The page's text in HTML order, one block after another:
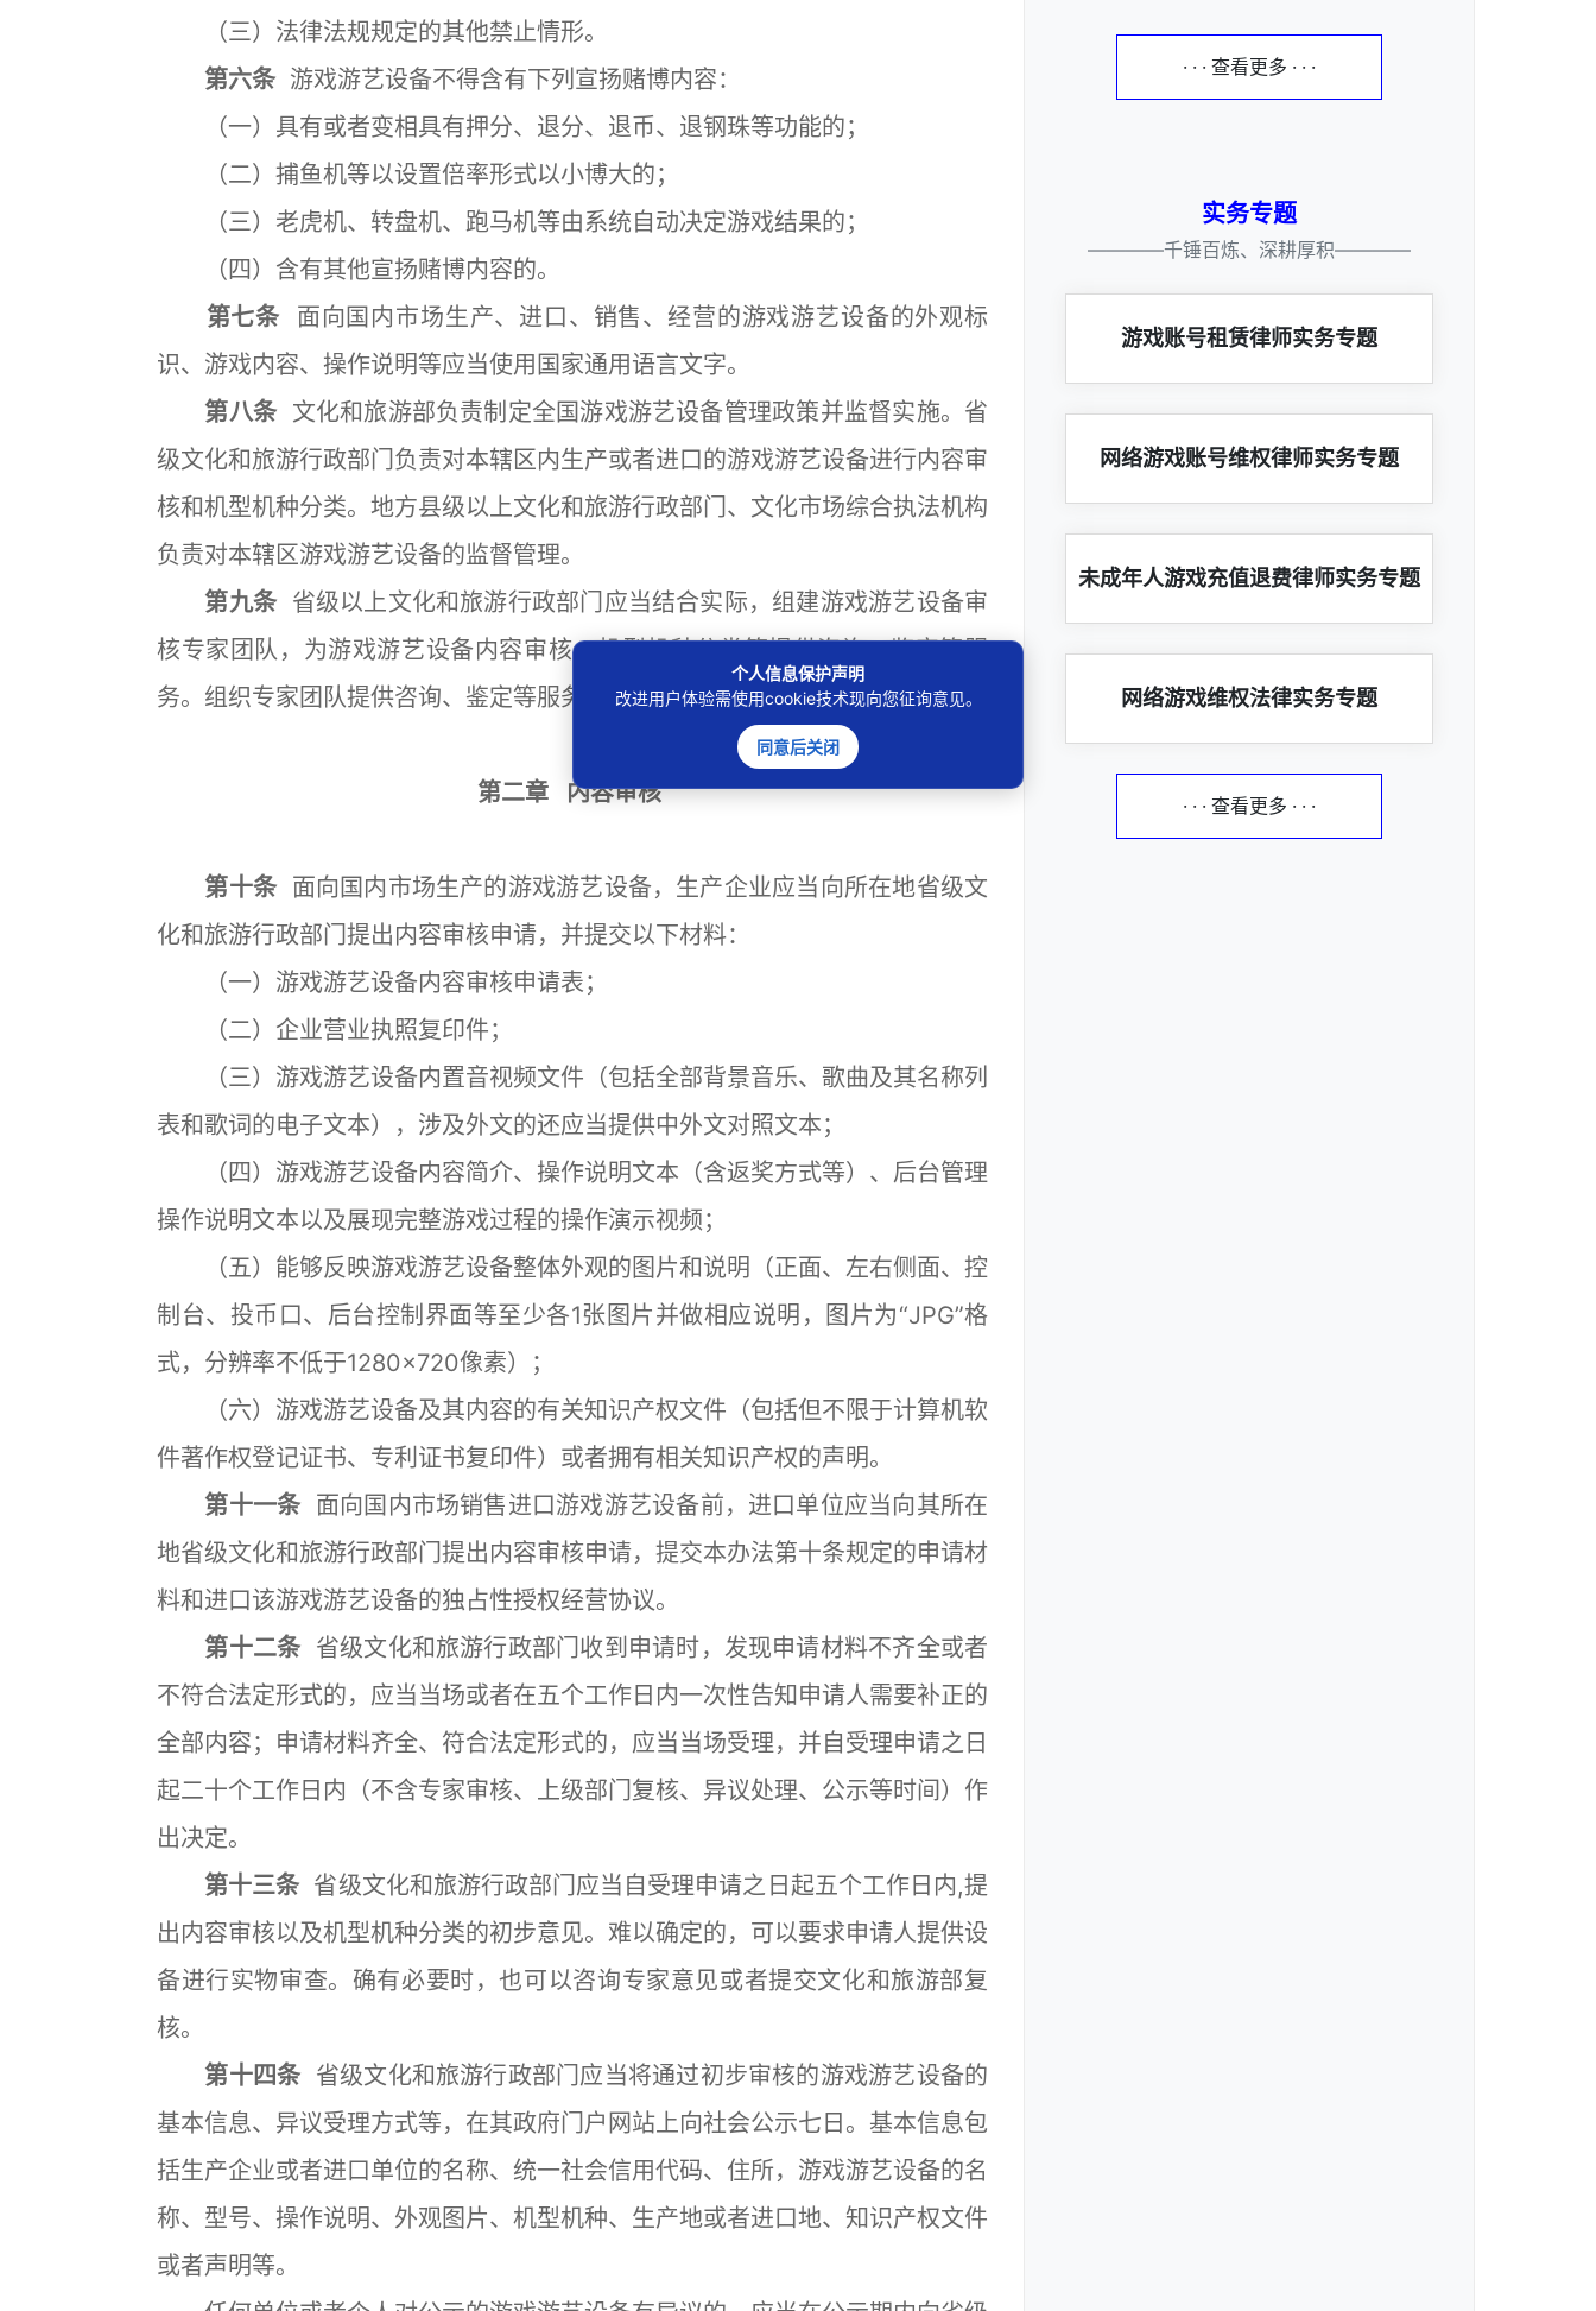
（三）法律法规规定的其他禁止情形。
第六条 游戏游艺设备不得含有下列宣扬赌博内容：
（一）具有或者变相具有押分、退分、退币、退钢珠等功能的；
（二）捕鱼机等以设置倍率形式以小博大的；
（三）老虎机、转盘机、跑马机等由系统自动决定游戏结果的；
（四）含有其他宣扬赌博内容的。
第七条 面向国内市场生产、进口、销售、经营的游戏游艺设备的外观标
识、游戏内容、操作说明等应当使用国家通用语言文字。
第八条 文化和旅游部负责制定全国游戏游艺设备管理政策并监督实施。省
级文化和旅游行政部门负责对本辖区内生产或者进口的游戏游艺设备进行内容审
核和机型机种分类。地方县级以上文化和旅游行政部门、文化市场综合执法机构
负责对本辖区游戏游艺设备的监督管理。
第九条 省级以上文化和旅游行政部门应当结合实际，组建游戏游艺设备审
核专家团队，为游戏游艺设备内容审核、机型机种分类等提供咨询、鉴定等服
务。组织专家团队提供咨询、鉴定等服务，可以支付报酬。
第二章 内容审核
第十条 面向国内市场生产的游戏游艺设备，生产企业应当向所在地省级文
化和旅游行政部门提出内容审核申请，并提交以下材料：
（一）游戏游艺设备内容审核申请表；
（二）企业营业执照复印件；
（三）游戏游艺设备内置音视频文件（包括全部背景音乐、歌曲及其名称列
表和歌词的电子文本），涉及外文的还应当提供中外文对照文本；
（四）游戏游艺设备内容简介、操作说明文本（含返奖方式等）、后台管理
操作说明文本以及展现完整游戏过程的操作演示视频；
（五）能够反映游戏游艺设备整体外观的图片和说明（正面、左右侧面、控
制台、投币口、后台控制界面等至少各1张图片并做相应说明，图片为“JPG”格
式，分辨率不低于1280×720像素）；
（六）游戏游艺设备及其内容的有关知识产权文件（包括但不限于计算机软
件著作权登记证书、专利证书复印件）或者拥有相关知识产权的声明。
第十一条 面向国内市场销售进口游戏游艺设备前，进口单位应当向其所在
地省级文化和旅游行政部门提出内容审核申请，提交本办法第十条规定的申请材
料和进口该游戏游艺设备的独占性授权经营协议。
第十二条 省级文化和旅游行政部门收到申请时，发现申请材料不齐全或者
不符合法定形式的，应当当场或者在五个工作日内一次性告知申请人需要补正的
全部内容；申请材料齐全、符合法定形式的，应当当场受理，并自受理申请之日
起二十个工作日内（不含专家审核、上级部门复核、异议处理、公示等时间）作
出决定。
第十三条 省级文化和旅游行政部门应当自受理申请之日起五个工作日内,提
出内容审核以及机型机种分类的初步意见。难以确定的，可以要求申请人提供设
备进行实物审查。确有必要时，也可以咨询专家意见或者提交文化和旅游部复
核。
第十四条 省级文化和旅游行政部门应当将通过初步审核的游戏游艺设备的
基本信息、异议受理方式等，在其政府门户网站上向社会公示七日。基本信息包
括生产企业或者进口单位的名称、统一社会信用代码、住所，游戏游艺设备的名
称、型号、操作说明、外观图片、机型机种、生产地或者进口地、知识产权文件
或者声明等。
· · · 查看更多 · · ·
实务专题
————千锤百炼、深耕厚积————
游戏账号租赁律师实务专题
网络游戏账号维权律师实务专题
未成年人游戏充值退费律师实务专题
网络游戏维权法律实务专题
· · · 查看更多 · · ·
个人信息保护声明
改进用户体验需使用cookie技术现向您征询意见。
同意后关闭